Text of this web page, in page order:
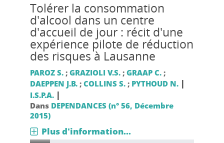
Tolérer la consommation
d'alcool dans un centre
d'accueil de jour : récit d'une
expérience pilote de réduction
des risques à Lausanne
PAROZ S.; GRAZIOLI V.S.; GRAAP C.;
DAEPPEN J.B.; COLLINS S.; PYTHOUD N. |
I.S.P.A.|
Dans DEPENDANCES (n° 56, Décembre
2015)
Plus d'information...